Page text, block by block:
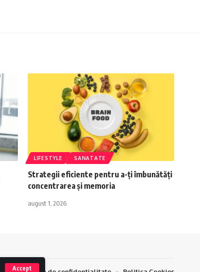
Accept
LIFESTYLE SANATATE
Strategii eficiente pentru a-ți îmbunătăți
concentrarea și memoria
august 1, 2026